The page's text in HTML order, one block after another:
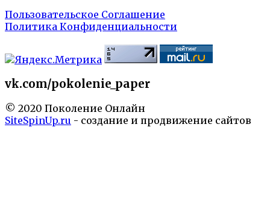
Пользовательское Соглашение
Политика Конфиденциальности
vk.com/pokolenie_paper
© 2020 Поколение Онлайн
SiteSpinUp.ru - создание и продвижение сайтов